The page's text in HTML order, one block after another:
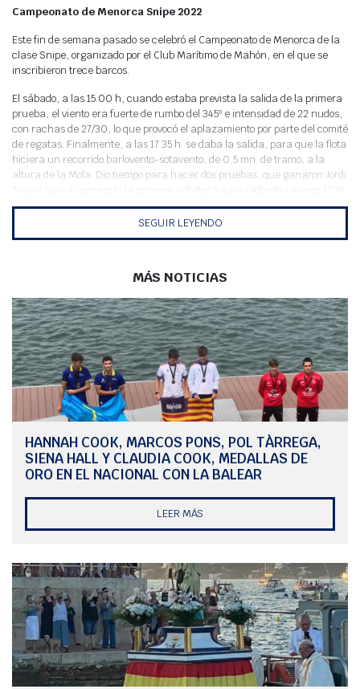
Campeonato de Menorca Snipe 2022
Este fin de semana pasado se celebró el Campeonato de Menorca de la
clase Snipe, organizado por el Club Marítimo de Mahón, en el que se
inscribieron trece barcos.
El sábado, a las 15.00 h, cuando estaba prevista la salida de la primera
prueba, el viento era fuerte de rumbo del 345º e intensidad de 22 nudos,
con rachas de 27/30, lo que provocó el aplazamiento por parte del comité
de regatas. Finalmente, a las 17.35 h. se daba la salida, para que la flota
hiciera un recorrido barlovento-sotavento, de 0,5 mn. de tramo, a la
altura de la Mola. Dio tiempo para hacer dos pruebas, que ganaron Jordi
Mahón), la segunda. Triay y Franceschi (C.M. Mahón) dormían como
líderes provisionales con tres puntos (un 1º y un 2º); seguidos de Saura y
Linares con seis puntos (un 5º y un 1º); y cerraban el pódium provisional
con rachas de 18; con rumbo del 335/340º, el eje del campo de regatas
se montó para el 340º, para un recorrido barlovento-sotavento, de 0,7
mn., fuera de puerto pasando la mola.
Esta jornada fue casi plena para Triay y Franceschi que, con un tercero
y dos primeros, en las tres pruebas celebradas, y aplicado el descarte,
con cinco puntos se proclamaban campeones de Menorca; la plata fue
para los mallorquines Pérez y Noguera, que finalizaron con ocho puntos;
cerraban el pódium con diez puntos.
Sara Franceschi repite como campeona de Menorca, el año pasado lo
Jordi Triay.
SEGUIR LEYENDO
MÁS NOTICIAS
HANNAH COOK, MARCOS PONS, POL TÀRREGA,
SIENA HALL Y CLAUDIA COOK, MEDALLAS DE
ORO EN EL NACIONAL CON LA BALEAR
LEER MÁS